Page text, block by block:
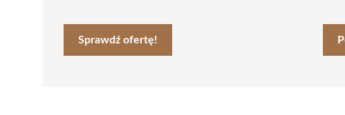
Sprawdź ofertę!